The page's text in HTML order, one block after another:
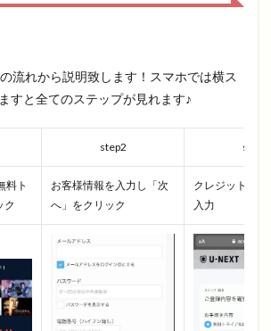
流れから説明致します！スマホでは横ス
すと全てのステップが見れます♪
step2 step3
料ト
ク
お客様情報を入力し「次
へ」をクリック
クレジットカ
入力